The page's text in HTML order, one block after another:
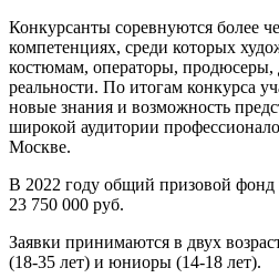
Конкурсанты соревнуются более
компетенциях, среди которых
костюмам, операторы,
реальности. По итогам конкурса
новые знания и возможность
широкой аудитории
Москве.
В 2022 году общий призовой фонд
23 750 000 руб.
Заявки принимаются в двух
(18-35 лет) и юниоры (14-18 лет).